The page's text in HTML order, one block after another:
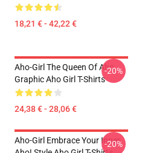
18,21 € - 42,22 €
Aho-Girl The Queen Of Aho
Graphic Aho Girl T-Shirts
24,38 € - 28,06 €
-20%
Aho-Girl Embrace Your Inner
-20%